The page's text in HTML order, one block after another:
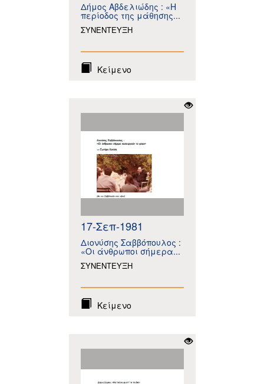
Δήμος Αβδελιώδης : «Η
περίοδος της μάθησης...
ΣΥΝΕΝΤΕΥΞΗ
Κείμενο
17-Σεπ-1981
Διονύσης Σαββόπουλος :
«Οι άνθρωποι σήμερα...
ΣΥΝΕΝΤΕΥΞΗ
Κείμενο